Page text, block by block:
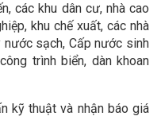
các khu dân cư, nhà cao
khu chế xuất, các nhà
nước sạch, Cấp nước sinh
trình biển, dàn khoan
kỹ thuật và nhận báo giá